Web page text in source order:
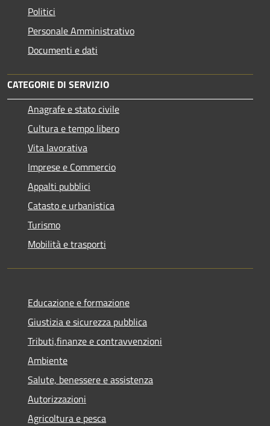
Politici
Personale Amministrativo
Documenti e dati
CATEGORIE DI SERVIZIO
Anagrafe e stato civile
Cultura e tempo libero
Vita lavorativa
Imprese e Commercio
Appalti pubblici
Catasto e urbanistica
Turismo
Mobilità e trasporti
Educazione e formazione
Giustizia e sicurezza pubblica
Tributi,finanze e contravvenzioni
Ambiente
Salute, benessere e assistenza
Autorizzazioni
Agricoltura e pesca